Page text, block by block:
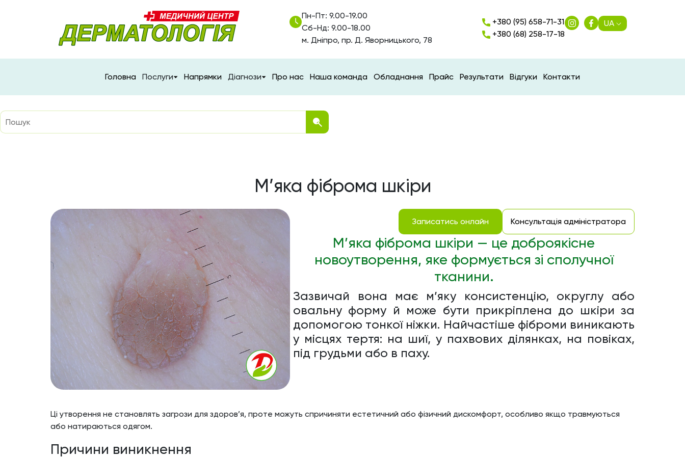
Пн-Пт: 9.00-19.00
Сб-Нд: 9.00-18.00
м. Дніпро, пр. Д. Яворницького, 78
+380 (95) 658-71-31
+380 (68) 258-17-18
UA
Головна Послуги Напрямки Діагнози Про нас Наша команда Обладнання Прайс Результати Відгуки Контакти
М’яка фіброма шкіри
Записатись онлайн Консультація адміністратора
М’яка фіброма шкіри — це доброякісне
новоутворення, яке формується зі сполучної
тканини.
Зазвичай вона має м’яку консистенцію, округлу або
овальну форму й може бути прикріплена до шкіри за
допомогою тонкої ніжки. Найчастіше фіброми виникають
у місцях тертя: на шиї, у пахвових ділянках, на повіках,
під грудьми або в паху.
Ці утворення не становлять загрози для здоров’я, проте можуть спричиняти естетичний або фізичний дискомфорт, особливо якщо травмуються
або натираються одягом.
Причини виникнення